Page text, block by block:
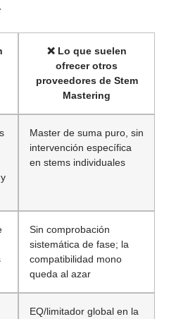
❌ Lo que suelen
ofrecer otros
proveedores de Stem
Mastering
Master de suma puro, sin
intervención específica
en stems individuales
Sin comprobación
sistemática de fase; la
compatibilidad mono
queda al azar
EQ/limitador global en la